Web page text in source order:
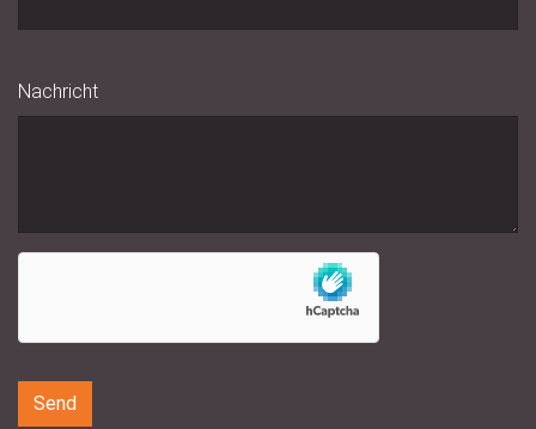
Nachricht